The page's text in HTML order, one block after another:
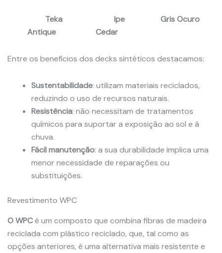
Teka Ipe Gris Ocuro
Antique Cedar
Entre os benefícios dos decks sintéticos destacamos:
Sustentabilidade: utilizam materiais reciclados,
reduzindo o uso de recursos naturais.
Resistência: não necessitam de tratamentos
químicos para suportar a exposição ao sol e à
chuva.
Fácil manutenção: a sua durabilidade implica uma
menor necessidade de reparações ou
substituições.
Revestimento WPC
O WPCé um composto que combina fibras de madeira
reciclada com plástico reciclado, que, tal como as
opções anteriores, é uma alternativa mais resistente e